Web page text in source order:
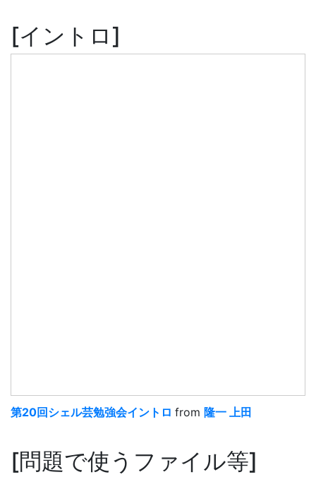
イントロ
第20回シェル芸勉強会イントロ from 隆一 上田
問題で使うファイル等